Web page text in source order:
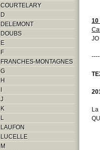
COURTELARY
D
DELEMONT
DOUBS
E
F
FRANCHES-MONTAGNES
G
H
I
J
K
L
LAUFON
LUCELLE
M
10
La